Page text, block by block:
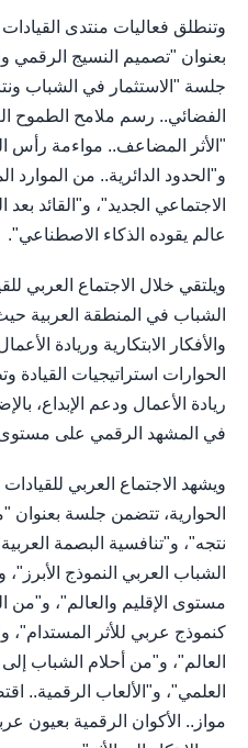
وتنطلق فعاليات منتدى
بعنوان "تصميم النسيج الرقمي
جلسة "الاستثمار في الشباب
الفضائي.. رسم ملامح الطموح
"الأثر المضاعف.. مواءمة رأس
و"الحدود الدائرية.. من الموارد
الاجتماعي الجديد"، و"القائد
عالم يقوده الذكاء الاصطناعي".
ويلتقي خلال الاجتماع العربي
الشباب في المنطقة العربية حيث
والأفكار الابتكارية وريادة
الحوارات استراتيجيات القيادة
ريادة الأعمال ودعم الإبداع،
في المشهد الرقمي على مستوى
ويشهد الاجتماع العربي
الحوارية، تتضمن جلسة بعنوان
نتجه"، و"تنافسية البصمة
الشباب العربي النموذج
مستوى الإقليم والعالم"، و"من
كنموذج عربي للأثر المستدام"،
العالم"، و"من أحلام الشباب
العلمي"، و"الألعاب الرقمية..
مواز.. الأكوان الرقمية بعيون